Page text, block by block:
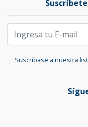
Suscríbase a nuestra